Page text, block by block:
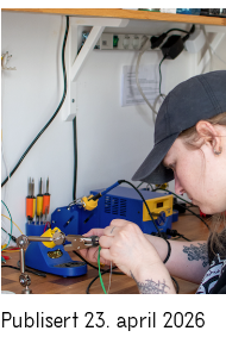
Publisert 23. april 2026